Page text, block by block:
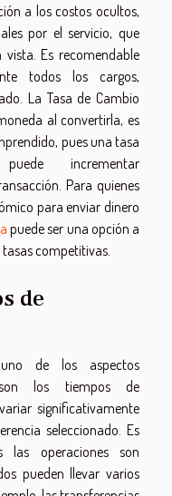
a los costos ocultos,
por el servicio, que
Es recomendable
todos los cargos,
La Tasa de Cambio
al convertirla, es
pues una tasa
incrementar
Para quienes
para enviar dinero
puede ser una opción a
competitivas.
de
de los aspectos
los tiempos de
significativamente
seleccionado. Es
operaciones son
pueden llevar varios